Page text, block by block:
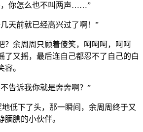
，你怎么也不叫两声……”
天前就已经高兴过了啊！”
？余周周只顾着傻笑，呵呵呵，呵呵
了又摇，最后连自己都忍不了自己的白
。
告诉我你就是奔奔啊？”
低下了头，那一瞬间，余周周终于又
腆的小伙伴。